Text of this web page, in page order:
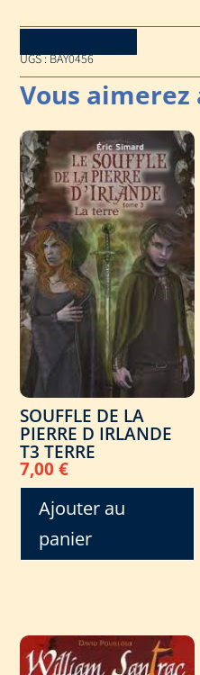
UGS :BAY0456
SOUFFLE DE LA
PIERRE D IRLANDE
T3 TERRE
7,00€
Ajouter au
panier